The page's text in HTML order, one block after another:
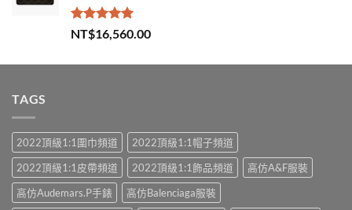
評分5.00
滿分 5
NT$16,560.00
TAGS
2022頂級1:1圍巾頻道
2022頂級1:1帽子頻道
2022頂級1:1皮帶頻道
2022頂級1:1飾品頻道
高仿A&F服裝
高仿Audemars.P手錶
高仿Balenciaga服裝